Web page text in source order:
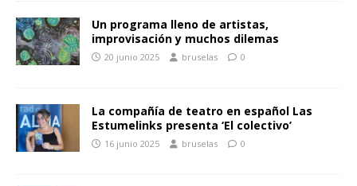
Un programa lleno de artistas,
improvisación y muchos dilemas
20 junio 2025 bruselas 0
La compañía de teatro en español Las
Estumelinks presenta ‘El colectivo’
16 junio 2025 bruselas 0